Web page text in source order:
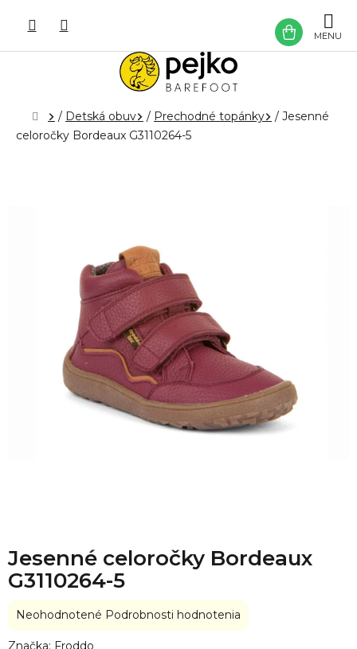
obsah
Domov
/ Detská obuv / Prechodné topánky / Jesenné
celoročky Bordeaux G3110264-5
Jesenné celoročky Bordeaux
G3110264-5
Priemerné
produktu
Neohodnotené Podrobnosti hodnotenia
Značka: Froddo